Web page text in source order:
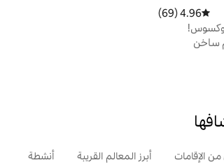
متوسط التقييم 4.96 من 5، 69 مراجعات
4.96 (69)
لوكسوس!
ساخن
الإقامات أبرز المعالم القريبة أنشطة